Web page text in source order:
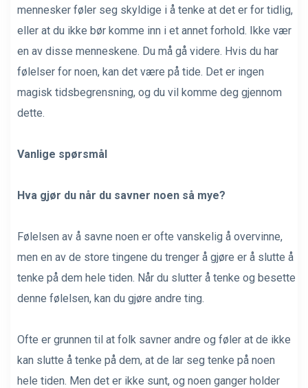
mennesker føler seg skyldige i å tenke at det er for tidlig,
eller at du ikke bør komme inn i et annet forhold. Ikke vær
en av disse menneskene. Du må gå videre. Hvis du har
følelser for noen, kan det være på tide. Det er ingen
magisk tidsbegrensning, og du vil komme deg gjennom
dette.
Vanlige spørsmål
Hva gjør du når du savner noen så mye?
Følelsen av å savne noen er ofte vanskelig å overvinne,
men en av de store tingene du trenger å gjøre er å slutte å
tenke på dem hele tiden. Når du slutter å tenke og besette
denne følelsen, kan du gjøre andre ting.
Ofte er grunnen til at folk savner andre og føler at de ikke
kan slutte å tenke på dem, at de lar seg tenke på noen
hele tiden. Men det er ikke sunt, og noen ganger holder